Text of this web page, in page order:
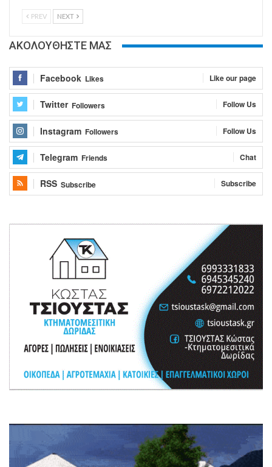
PREV NEXT
ΑΚΟΛΟΥΘΗΣΤΕ ΜΑΣ
Facebook Likes Like our page
Twitter Followers Follow Us
Instagram Followers Follow Us
Telegram Friends Chat
RSS Subscribe Subscribe